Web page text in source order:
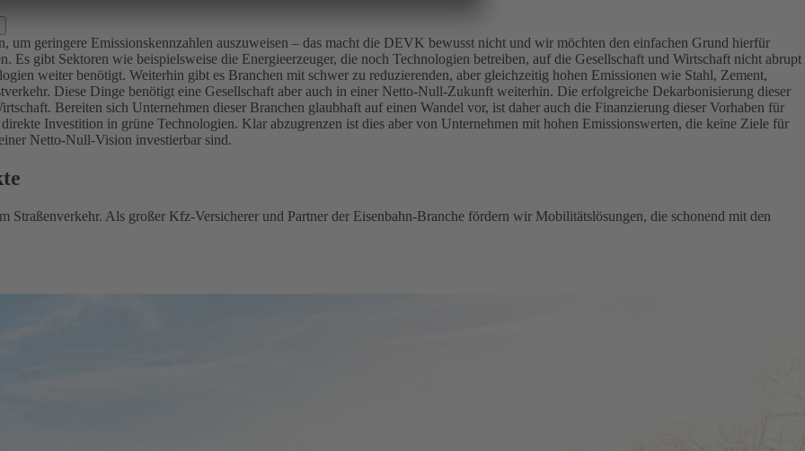
um geringere Emissionskennzahlen auszuweisen – das macht die DEVK bewusst nicht und wir möchten den einfachen Grund hierfür
Es gibt Sektoren wie beispielsweise die Energieerzeuger, die noch Technologien betreiben, auf die Gesellschaft und Wirtschaft nicht abrupt
weiter benötigt. Weiterhin gibt es Branchen mit schwer zu reduzierenden, aber gleichzeitig hohen Emissionen wie Stahl, Zement,
Diese Dinge benötigt eine Gesellschaft aber auch in einer Netto-Null-Zukunft weiterhin. Die erfolgreiche Dekarbonisierung dieser
Bereiten sich Unternehmen dieser Branchen glaubhaft auf einen Wandel vor, ist daher auch die Finanzierung dieser Vorhaben für
Investition in grüne Technologien. Klar abzugrenzen ist dies aber von Unternehmen mit hohen Emissionswerten, die keine Ziele für
Netto-Null-Vision investierbar sind.
Straßenverkehr. Als großer Kfz-Versicherer und Partner der Eisenbahn-Branche fördern wir Mobilitätslösungen, die schonend mit den